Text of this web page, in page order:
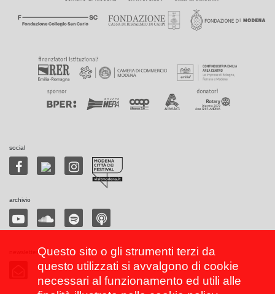
social
archivio
Questo sito o gli strumenti terzi da
questo utilizzati si avvalgono di cookie
necessari al funzionamento ed utili alle